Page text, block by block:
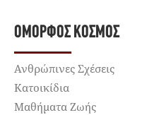
ΌΜΟΡΦΟΣ ΚΌΣΜΟΣ
Ανθρώπινες Σχέσεις
Κατοικίδια
Μαθήματα Ζωής